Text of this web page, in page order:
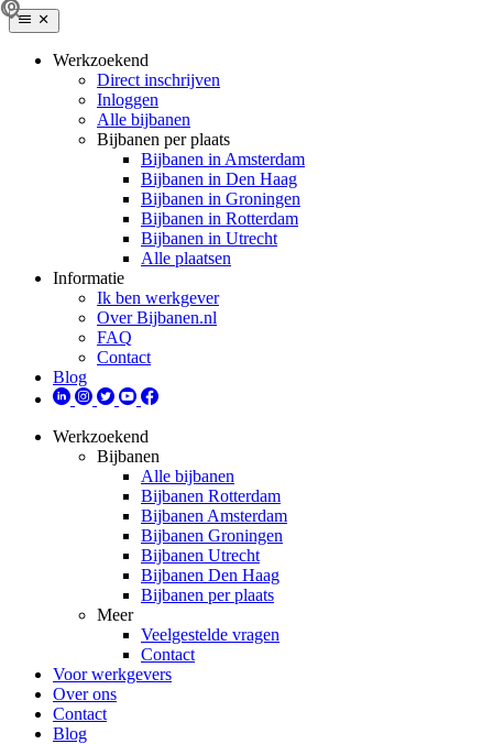
Werkzoekend
Direct inschrijven
Inloggen
Alle bijbanen
Bijbanen per plaats
Bijbanen in Amsterdam
Bijbanen in Den Haag
Bijbanen in Groningen
Bijbanen in Rotterdam
Bijbanen in Utrecht
Alle plaatsen
Informatie
Ik ben werkgever
Over Bijbanen.nl
FAQ
Contact
Blog
Werkzoekend
Bijbanen
Alle bijbanen
Bijbanen Rotterdam
Bijbanen Amsterdam
Bijbanen Groningen
Bijbanen Utrecht
Bijbanen Den Haag
Bijbanen per plaats
Meer
Veelgestelde vragen
Contact
Voor werkgevers
Over ons
Contact
Blog